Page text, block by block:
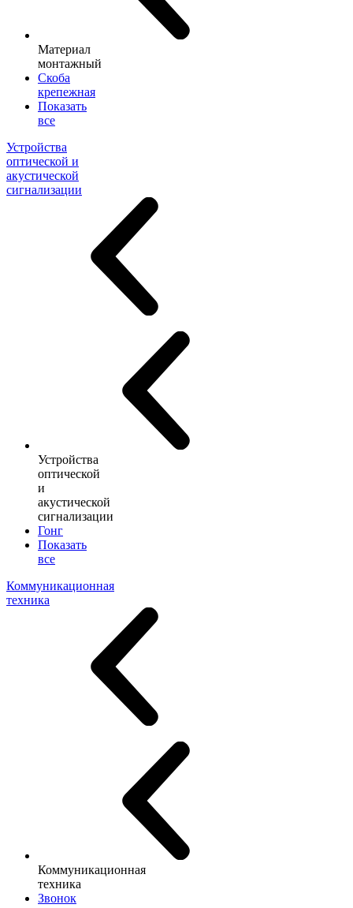
Материал
монтажный
Скоба
крепежная
Показать
все
Устройства
оптической и
акустической
сигнализации
Устройства
оптической
и
акустической
сигнализации
Гонг
Показать
все
Коммуникационная
техника
Коммуникационная
техника
Звонок